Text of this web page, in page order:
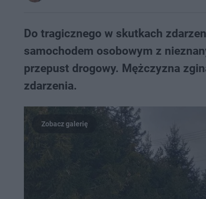
Do tragicznego w skutkach
samochodem osobowym z
przepust drogowy. Mężczyzna
zdarzenia.